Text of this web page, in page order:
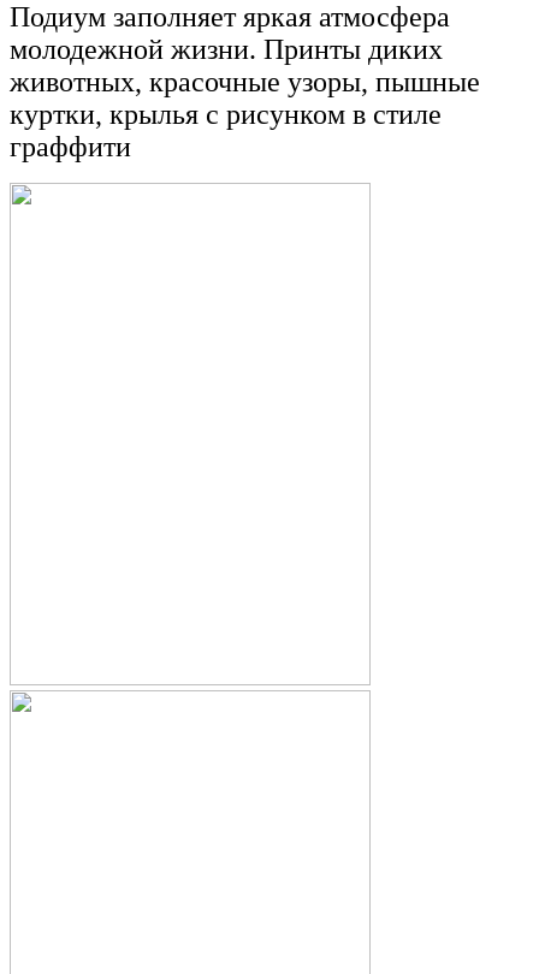
Подиум заполняет яркая атмосфера
молодежной жизни. Принты диких
животных, красочные узоры, пышные
куртки, крылья с рисунком в стиле
граффити